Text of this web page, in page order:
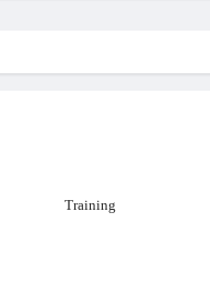
Training